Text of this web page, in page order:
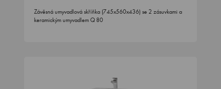
Závěsná umyvadlová skříňka (745x560x436) se 2 zásuvkami a
keramickým umyvadlem Q 80